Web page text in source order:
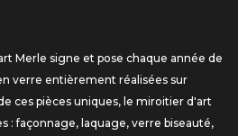
Merle signe et pose chaque année de
verre entièrement réalisées sur
ces pièces uniques, le miroitier d'art
: façonnage, laquage, verre biseauté,